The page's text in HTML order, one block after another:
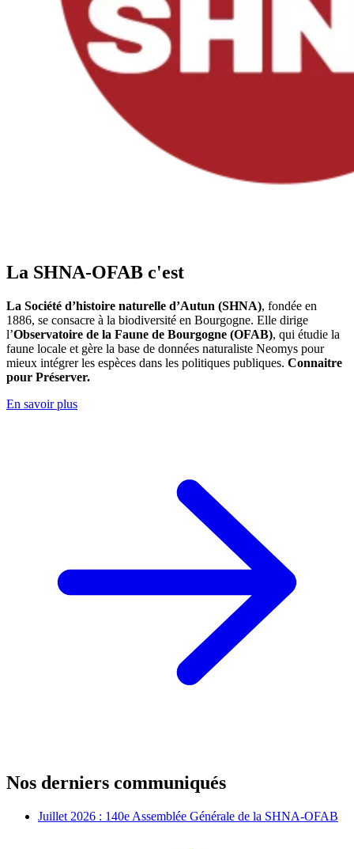
La SHNA-OFAB c'est
La Société d’histoire naturelle d’Autun (SHNA), fondée en
1886, se consacre à la biodiversité en Bourgogne. Elle dirige
l’Observatoire de la Faune de Bourgogne (OFAB), qui étudie la
faune locale et gère la base de données naturaliste Neomys pour
mieux intégrer les espèces dans les politiques publiques. Connaitre
pour Préserver.
En savoir plus
Nos derniers communiqués
Juillet 2026 : 140e Assemblée Générale de la SHNA-OFAB